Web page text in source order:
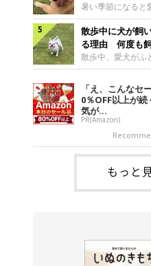
を伝えようとして
れています。大
対応」について、
室の白山さとこ先
犬の散歩に行くと
きもち投稿写真ギ
散歩に行くときは
をするとよい
んも多いでしょう
のに、急にスイッ
と不安になること
が急に走り回る理
て、いぬのきもち
先生に伺いました
ラリー犬が突然
珍しいものではな
体にたまったエ
策とは
暑い季節になると
ばかりだと感じる
か？その様子に、
るのか、元気がな
方もいるのではな
は、犬が寝てばか
「犬の活動量が
いて、いぬのきも
き先生に話を聞き
動量が減る理由
真ギャラリーーー
と感じる飼い主さ
としてどのようなこ
散歩中に犬が飼
る理由 何度も
のはなぜ？
散歩中、愛犬がふ
の様子を確認する
はありませんか？
ると、「何か気に
「ちゃんと歩けて
ことがあるかもし
がら飼い主さん
んな気持ちが隠れ
回は、犬が散歩中
理由や注意すべき
応のポイントなど
獣医師相談室の原
「え、こんなセ
0％OFF以上が
気が...
PR(Amazon)
もっと